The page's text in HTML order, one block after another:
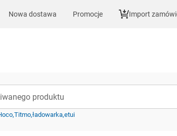
Nowa dostawa Promocje Import
Titmo ładowarka etui